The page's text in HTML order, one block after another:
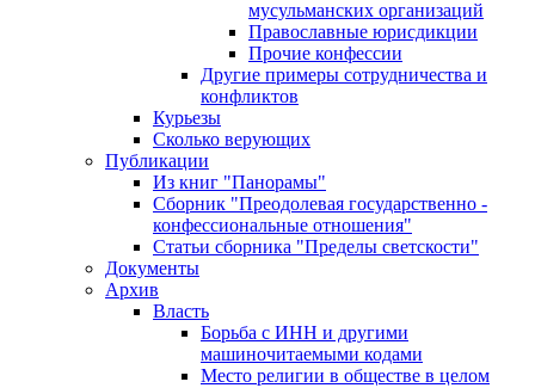
мусульманских организаций
Православные юрисдикции
Прочие конфессии
Другие примеры сотрудничества и
конфликтов
Курьезы
Сколько верующих
Публикации
Из книг "Панорамы"
Сборник "Преодолевая государственно -
конфессиональные отношения"
Статьи сборника "Пределы светскости"
Документы
Архив
Власть
Борьба с ИНН и другими
машиночитаемыми кодами
Место религии в обществе в целом